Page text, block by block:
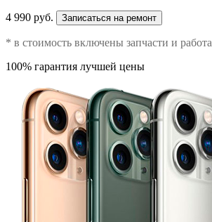
4 990 руб. Записаться на ремонт
* в стоимость включены запчасти и работа
100% гарантия лучшей цены